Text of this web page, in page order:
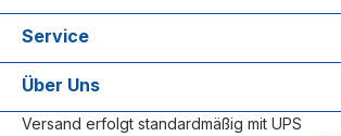
Service
Über Uns
Versand erfolgt standardmäßig mit UPS